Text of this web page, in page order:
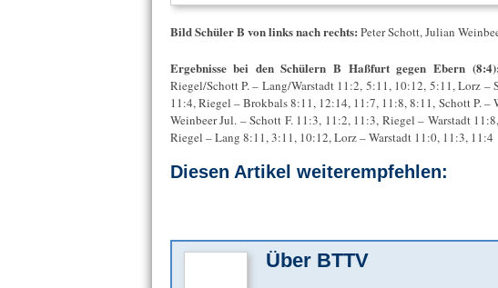
Bild Schüler B von links nach rechts: Peter Schott, Julian
Ergebnisse bei den Schülern B Haßfurt gegen Ebern (8:4):
Riegel/Schott P. – Lang/Warstadt 11:2, 5:11, 10:12, 5:11, Lorz
11:4, Riegel – Brokbals 8:11, 12:14, 11:7, 11:8, 8:11, Schott P.
Weinbeer Jul. – Schott F. 11:3, 11:2, 11:3, Riegel – Warstadt
Riegel – Lang 8:11, 3:11, 10:12, Lorz – Warstadt 11:0, 11:3, 11:4
Diesen Artikel weiterempfehlen:
Über BTTV